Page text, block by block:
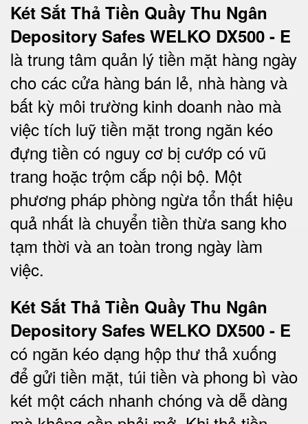
Két Sắt Thả Tiền Quầy Thu Ngân
Depository Safes WELKO DX500 - E
là trung tâm quản lý tiền mặt hàng ngày
cho các cửa hàng bán lẻ, nhà hàng và
bất kỳ môi trường kinh doanh nào mà
việc tích luỹ tiền mặt trong ngăn kéo
đựng tiền có nguy cơ bị cướp có vũ
trang hoặc trộm cắp nội bộ. Một
phương pháp phòng ngừa tổn thất hiệu
quả nhất là chuyển tiền thừa sang kho
tạm thời và an toàn trong ngày làm
việc.
Két Sắt Thả Tiền Quầy Thu Ngân
Depository Safes WELKO DX500 - E
có ngăn kéo dạng hộp thư thả xuống
để gửi tiền mặt, túi tiền và phong bì vào
két một cách nhanh chóng và dễ dàng